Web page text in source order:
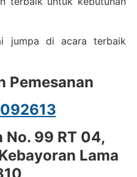
jumpa di acara terbaik
Pemesanan
No. 99 RT 04,
Lama